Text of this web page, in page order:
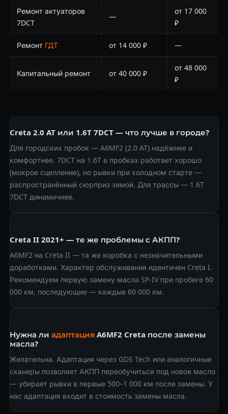
Ремонт актуаторов
7DCT
—
от 17 000
₽
Ремонт ГДТ от 14 000 ₽ —
Капитальный ремонт от 40 000 ₽
от 48 000
₽
Creta 2.0 AT или 1.6T 7DCT — что лучше в городе?
Для городских пробок — A6MF2 (2.0 AT) надёжнее и
комфортнее. 7DCT на 1.6T в пробках работает хорошо
(мокрое сцепление), но рывки при холодном старте —
распространённый сюрприз зимой. Для трассы — 1.6T
7DCT динамичнее.
Creta II 2021+ — те же проблемы с АКПП?
A6MF2 на Creta II — та же коробка с незначительными
доработками. Характер обслуживания идентичен Creta I.
Рекомендуем первую замену масла SP-IV при пробеге 60
000 км, последующие — каждые 60 000 км.
Нужна ли адаптация A6MF2 Creta после замены
масла?
Желательна. Адаптация через GDS Tech или аналогичные
сканеры позволяет АКПП переобучиться под новое масло
— убирает рывки в первые 500–1 000 км после замены. У
нас адаптация входит в стоимость замены масла.